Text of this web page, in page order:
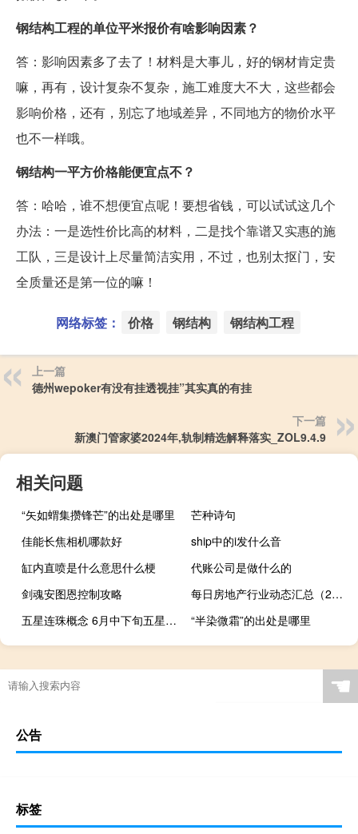
钢结构工程的单位平米报价有啥影响因素？
答：影响因素多了去了！材料是大事儿，好的钢材肯定贵
嘛，再有，设计复杂不复杂，施工难度大不大，这些都会
影响价格，还有，别忘了地域差异，不同地方的物价水平
也不一样哦。
钢结构一平方价格能便宜点不？
答：哈哈，谁不想便宜点呢！要想省钱，可以试试这几个
办法：一是选性价比高的材料，二是找个靠谱又实惠的施
工队，三是设计上尽量简洁实用，不过，也别太抠门，安
全质量还是第一位的嘛！
网络标签： 价格 钢结构 钢结构工程
上一篇
德州wepoker有没有挂透视挂”其实真的有挂
下一篇
新澳门管家婆2024年,轨制精选解释落实_ZOL9.4.9
相关问题
“矢如蝟集攒锋芒”的出处是哪里
芒种诗句
佳能长焦相机哪款好
ship中的i发什么音
缸内直喷是什么意思什么梗
代账公司是做什么的
剑魂安图恩控制攻略
每日房地产行业动态汇总（2023-11-14）
五星连珠概念 6月中下旬五星连珠每天上演
“半染微霜”的出处是哪里
☚
公告
标签